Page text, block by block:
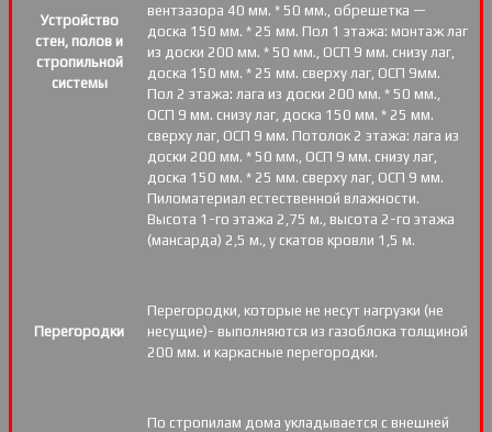
Устройство
стен, полов и
стропильной
системы
вентзазора 40 мм. * 50 мм., обрешетка —
доска 150 мм. * 25 мм. Пол 1 этажа: монтаж лаг
из доски 200 мм. * 50 мм., ОСП 9 мм. снизу лаг,
доска 150 мм. * 25 мм. сверху лаг, ОСП 9мм.
Пол 2 этажа: лага из доски 200 мм. * 50 мм.,
ОСП 9 мм. снизу лаг, доска 150 мм. * 25 мм.
сверху лаг, ОСП 9 мм. Потолок 2 этажа: лага из
доски 200 мм. * 50 мм., ОСП 9 мм. снизу лаг,
доска 150 мм. * 25 мм. сверху лаг, ОСП 9 мм.
Пиломатериал естественной влажности.
Высота 1-го этажа 2,75 м., высота 2-го этажа
(мансарда) 2,5 м., у скатов кровли 1,5 м.
Перегородки
Перегородки, которые не несут нагрузки (не
несущие)- выполняются из газоблока толщиной
200 мм. и каркасные перегородки.
По стропилам дома укладывается с внешней